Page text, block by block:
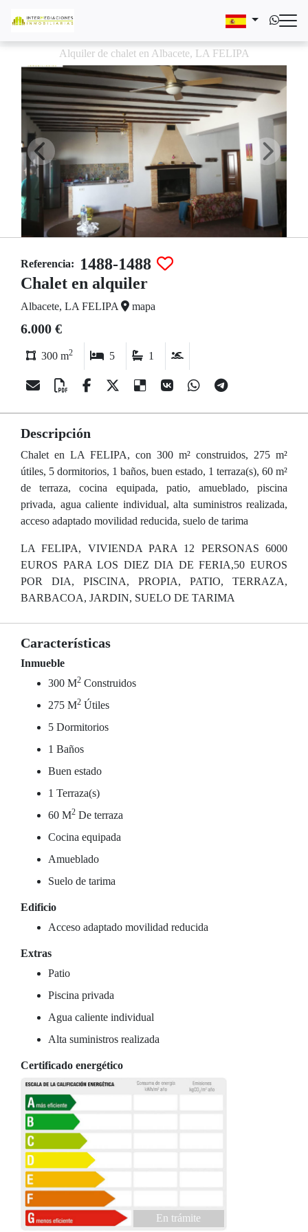
Alquiler de chalet en Albacete, LA FELIPA
Referencia:
1488-1488
Chalet en alquiler
Albacete, LA FELIPA mapa
6.000 €
300 m2 5 1
Descripción
Chalet en LA FELIPA, con 300 m² construidos, 275 m²
útiles, 5 dormitorios, 1 baños, buen estado, 1 terraza(s), 60 m²
de terraza, cocina equipada, patio, amueblado, piscina
privada, agua caliente individual, alta suministros realizada,
acceso adaptado movilidad reducida, suelo de tarima
LA FELIPA, VIVIENDA PARA 12 PERSONAS 6000
EUROS PARA LOS DIEZ DIA DE FERIA,50 EUROS
POR DIA, PISCINA, PROPIA, PATIO, TERRAZA,
BARBACOA, JARDIN, SUELO DE TARIMA
Características
Inmueble
300 M2 Construidos
275 M2 Útiles
5 Dormitorios
1 Baños
Buen estado
1 Terraza(s)
60 M2 De terraza
Cocina equipada
Amueblado
Suelo de tarima
Edificio
Acceso adaptado movilidad reducida
Extras
Patio
Piscina privada
Agua caliente individual
Alta suministros realizada
Certificado energético
En trámite